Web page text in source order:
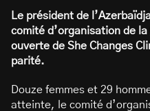
Le président de
comité d’organisation de la
ouverte de She Changes
parité.
Douze femmes et 29
atteinte, le comité